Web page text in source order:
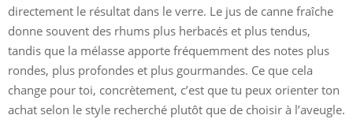
directement le résultat dans le verre. Le jus de canne fraîche
donne souvent des rhums plus herbacés et plus tendus,
tandis que la mélasse apporte fréquemment des notes plus
rondes, plus profondes et plus gourmandes. Ce que cela
change pour toi, concrètement, c’est que tu peux orienter ton
achat selon le style recherché plutôt que de choisir à l’aveugle.